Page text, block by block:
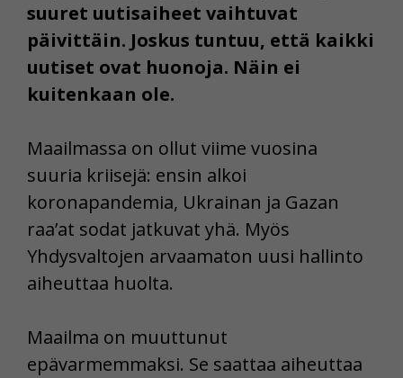
suuret uutisaiheet vaihtuvat
päivittäin. Joskus tuntuu, että kaikki
uutiset ovat huonoja. Näin ei
kuitenkaan ole.
Maailmassa on ollut viime vuosina
suuria kriisejä: ensin alkoi
koronapandemia, Ukrainan ja Gazan
raa’at sodat jatkuvat yhä. Myös
Yhdysvaltojen arvaamaton uusi hallinto
aiheuttaa huolta.
Maailma on muuttunut
epävarmemmaksi. Se saattaa aiheuttaa